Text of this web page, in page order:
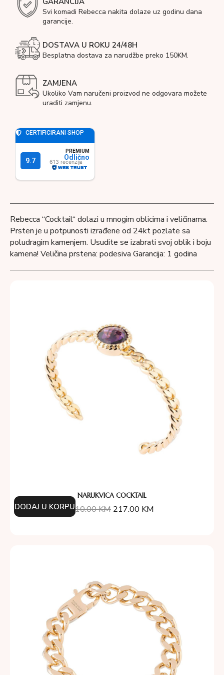
Svi komadi Rebecca nakita dolaze uz godinu dana
garancije.
DOSTAVA U ROKU 24/48H
Besplatna dostava za narudžbe preko 150KM.
ZAMJENA
Ukoliko Vam naručeni proizvod ne odgovara možete
uraditi zamjenu.
Rebecca “Cocktail“ dolazi u mnogim oblicima i veličinama.
Prsten je u potpunosti izrađene od 24kt pozlate sa
poludragim kamenjem. Usudite se izabrati svoj oblik i boju
kamena! Veličina prstena: podesiva Garancija: 1 godina
NARUKVICA COCKTAIL
310.00KM 217.00 KM
DODAJ U KORPU